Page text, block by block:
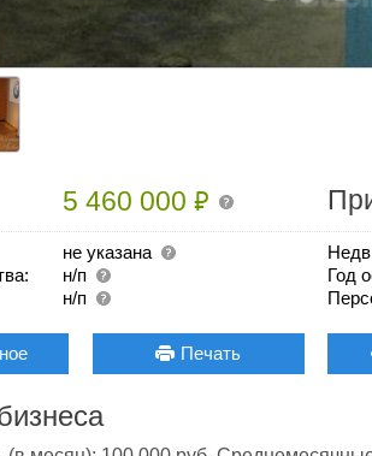
5 460 000₽
не указана
н/п
н/п
Год
Печать